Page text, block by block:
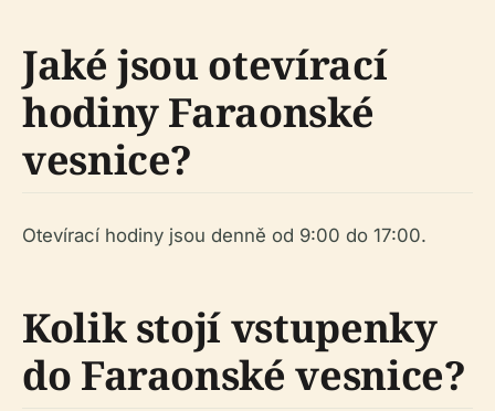
Jaké jsou otevírací
hodiny Faraonské
vesnice?
Otevírací hodiny jsou denně od 9:00 do 17:00.
Kolik stojí vstupenky
do Faraonské vesnice?